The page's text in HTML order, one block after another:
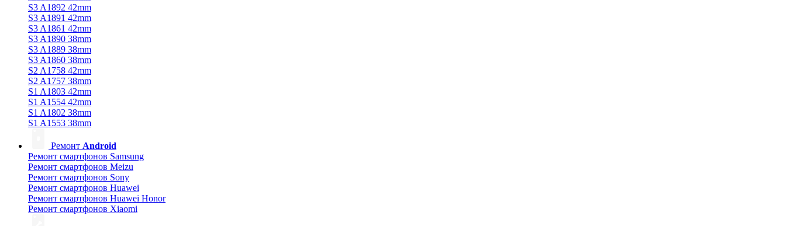
S3 A1892 42mm
S3 A1891 42mm
S3 A1861 42mm
S3 A1890 38mm
S3 A1889 38mm
S3 A1860 38mm
S2 A1758 42mm
S2 A1757 38mm
S1 A1803 42mm
S1 A1554 42mm
S1 A1802 38mm
S1 A1553 38mm
Ремонт Android
Ремонт смартфонов Samsung
Ремонт смартфонов Meizu
Ремонт смартфонов Sony
Ремонт смартфонов Huawei
Ремонт смартфонов Huawei Honor
Ремонт смартфонов Xiaomi